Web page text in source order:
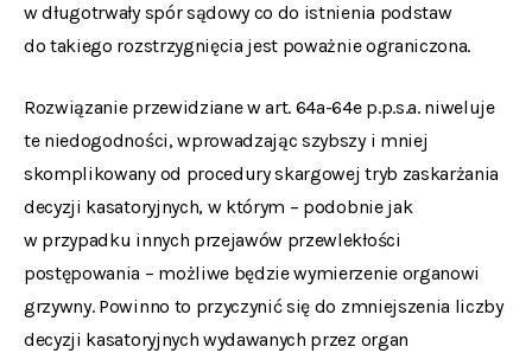
w długotrwały spór sądowy co do istnienia podstaw
do takiego rozstrzygnięcia jest poważnie ograniczona.
Rozwiązanie przewidziane w art. 64a-64e p.p.s.a. niweluje
te niedogodności, wprowadzając szybszy i mniej
skomplikowany od procedury skargowej tryb zaskarżania
decyzji kasatoryjnych, w którym – podobnie jak
w przypadku innych przejawów przewlekłości
postępowania – możliwe będzie wymierzenie organowi
grzywny. Powinno to przyczynić się do zmniejszenia liczby
decyzji kasatoryjnych wydawanych przez organ